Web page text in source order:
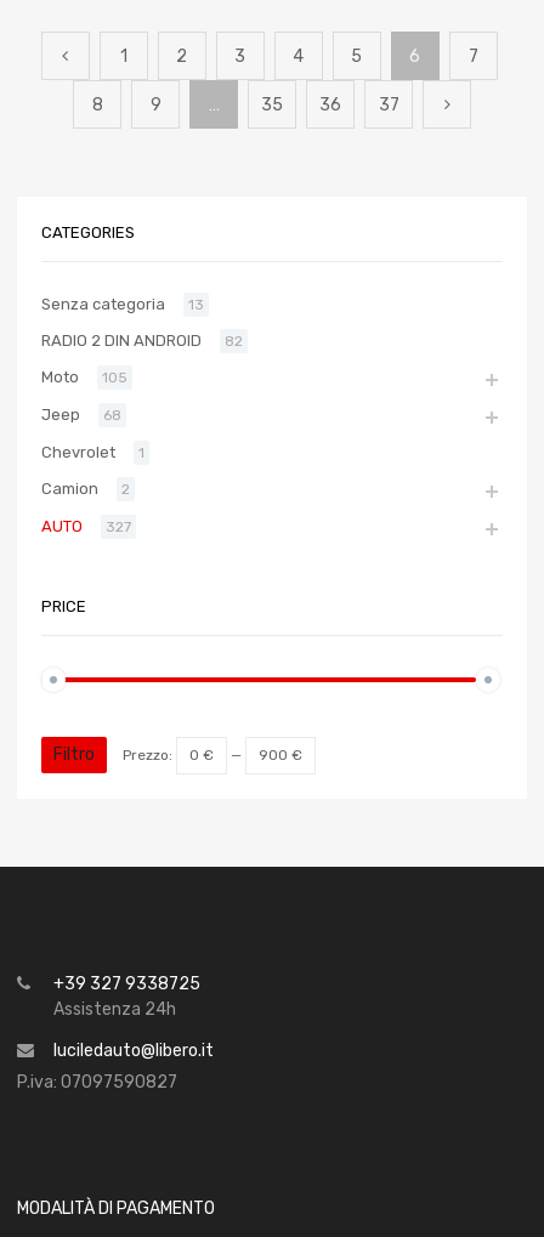
1 2 3 4 5 6 7
8 9 … 35 36 37
CATEGORIES
Senza categoria 13
RADIO 2 DIN ANDROID 82
Moto 105
Jeep 68
Chevrolet 1
Camion 2
AUTO 327
PRICE
Filtro Prezzo: 0 € — 900 €
+39 327 9338725
Assistenza 24h
luciledauto@libero.it
P.iva: 07097590827
MODALITÀ DI PAGAMENTO